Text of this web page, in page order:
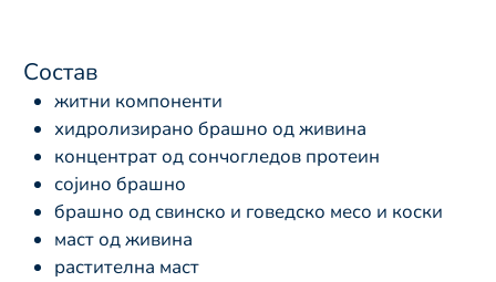
Состав
житни компоненти
хидролизирано брашно од живина
концентрат од сончогледов протеин
сојино брашно
брашно од свинско и говедско месо и коски
маст од живина
растителна маст